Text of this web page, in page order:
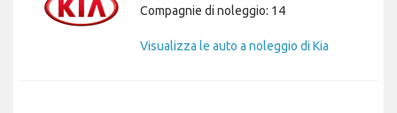
Compagnie di noleggio: 14
Visualizza le auto a noleggio di Kia